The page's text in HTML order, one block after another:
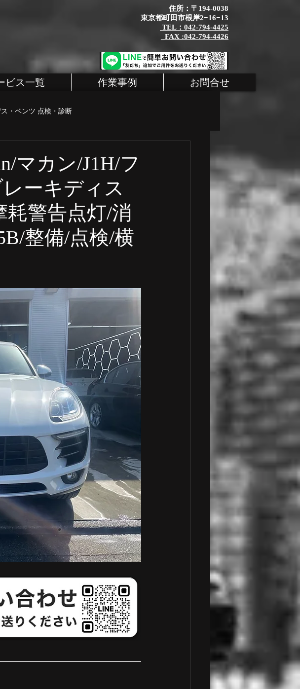
住所：〒194-0038
東京都町田市根岸2−16−13
TEL：042-794-4425
_FAX :042-794-4426
ビス一覧 作業事例 お問合せ
ス・ベンツ 点検・診断
王子整備屋 ポルシェ 整備
ワーゲン車検 点検
装・補修 MINI一般整備
マカン/J1H/フ
ーキディス
警告点灯/消
整備/点検/横